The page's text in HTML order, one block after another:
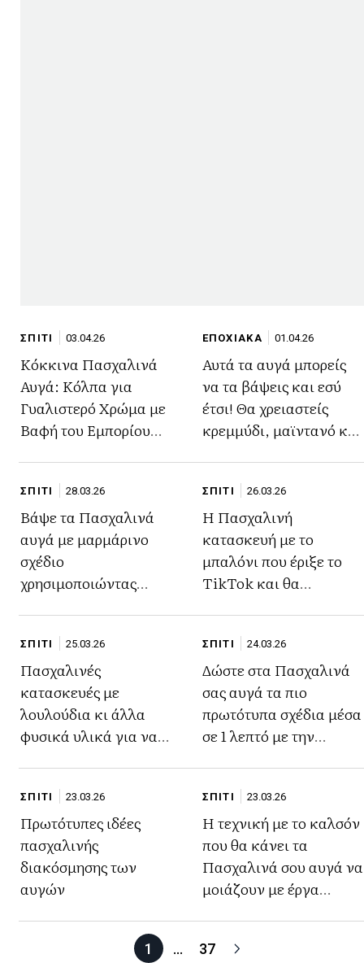
ΣΠΙΤΙ 03.04.26
Κόκκινα Πασχαλινά
Αυγά: Κόλπα για
Γυαλιστερό Χρώμα με
Βαφή του Εμπορίου
ΕΠΟΧΙΑΚΑ 01.04.26
Αυτά τα αυγά μπορείς
να τα βάψεις και εσύ
έτσι! Θα χρειαστείς
κρεμμύδι, μαϊντανό και
ΣΠΙΤΙ 28.03.26
Βάψε τα Πασχαλινά
αυγά με μαρμάρινο
σχέδιο
χρησιμοποιώντας
ΣΠΙΤΙ 26.03.26
Η Πασχαλινή
κατασκευή με το
μπαλόνι που έριξε το
TikTok και θα
ΣΠΙΤΙ 25.03.26
Πασχαλινές
κατασκευές με
λουλούδια κι άλλα
φυσικά υλικά για να
παιδί
ΣΠΙΤΙ 24.03.26
Δώστε στα Πασχαλινά
σας αυγά τα πιο
πρωτότυπα σχέδια μέσα
σε 1 λεπτό με την
ΣΠΙΤΙ 23.03.26
Πρωτότυπες ιδέες
πασχαλινής
διακόσμησης των
αυγών
ΣΠΙΤΙ 23.03.26
Η τεχνική με το καλσόν
που θα κάνει τα
Πασχαλινά σου αυγά να
μοιάζουν με έργα
1 … 37